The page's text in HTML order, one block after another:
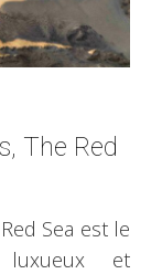
The Red
Sea est le
luxueux et